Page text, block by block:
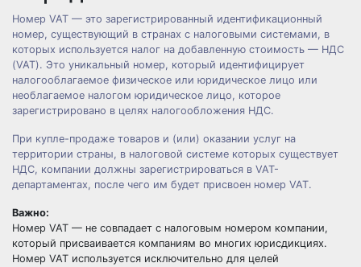
Номер VAT — это зарегистрированный идентификационный
номер, существующий в странах с налоговыми системами, в
которых используется налог на добавленную стоимость — НДС
(VAT). Это уникальный номер, который идентифицирует
налогооблагаемое физическое или юридическое лицо или
необлагаемое налогом юридическое лицо, которое
зарегистрировано в целях налогообложения НДС.
При купле-продаже товаров и (или) оказании услуг на
территории страны, в налоговой системе которых существует
НДС, компании должны зарегистрироваться в VAT-
департаментах, после чего им будет присвоен номер VAT.
Важно:
Номер VAT — не совпадает с налоговым номером компании,
который присваивается компаниям во многих юрисдикциях.
Номер VAT используется исключительно для целей